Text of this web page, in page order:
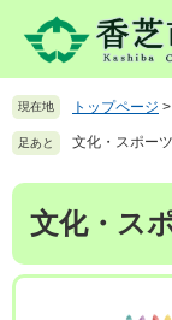
先
頭
す
を
飛
し
文
へ
現在地 トップページ >
足あと 文化・スポーツ
本
文化・ス